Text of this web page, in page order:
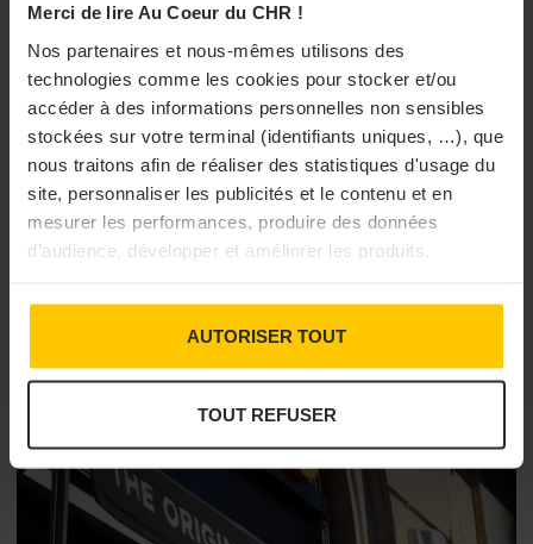
Merci de lire Au Coeur du CHR !
Nos partenaires et nous-mêmes utilisons des
technologies comme les cookies pour stocker et/ou
accéder à des informations personnelles non sensibles
stockées sur votre terminal (identifiants uniques, …), que
nous traitons afin de réaliser des statistiques d'usage du
site, personnaliser les publicités et le contenu et en
mesurer les performances, produire des données
d’audience, développer et améliorer les produits.
AUTORISER TOUT
TOUT REFUSER
Le marché des vins haut de gamme de la Napa Valley montre
un ralentissement. Le prix moyen des bouteilles s'est effondré
de 39 % en trois ans
19/03/2026 à 11h06